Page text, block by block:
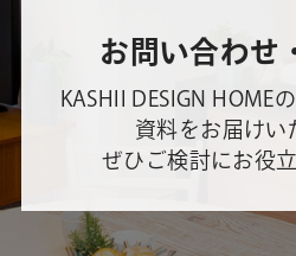
お問い合わせ
KASHII DESIGN HOME
資料をお届けい
ぜひご検討にお役